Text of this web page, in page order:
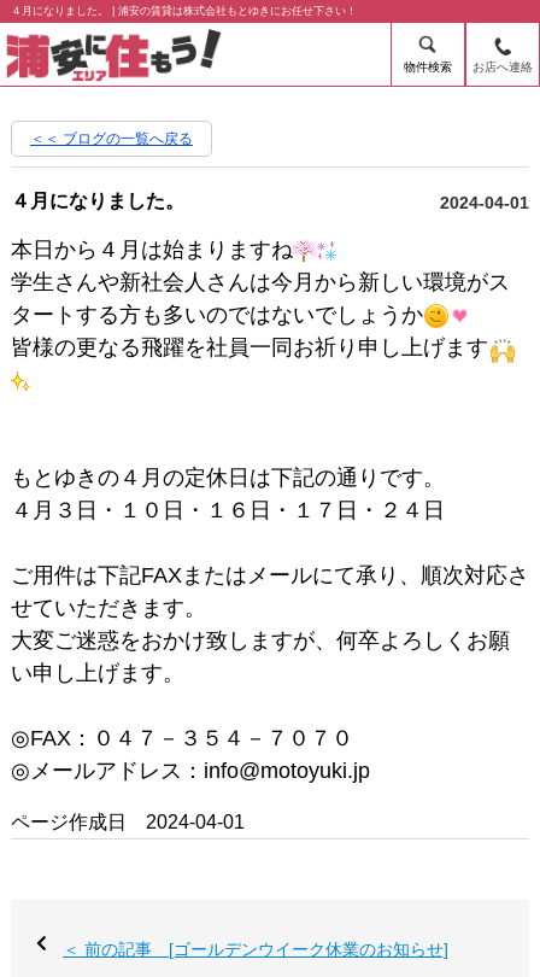
４月になりました。 | 浦安の賃貸は株式会社もとゆきにお任せ下さい！
物件検索 お店へ連絡
＜＜ ブログの一覧へ戻る
４月になりました。 2024-04-01
本日から４月は始まりますね
学生さんや新社会人さんは今月から新しい環境がス
タートする方も多いのではないでしょうか
皆様の更なる飛躍を社員一同お祈り申し上げます
もとゆきの４月の定休日は下記の通りです。
４月３日・１０日・１６日・１７日・２４日
ご用件は下記FAXまたはメールにて承り、順次対応さ
せていただきます。
大変ご迷惑をおかけ致しますが、何卒よろしくお願
い申し上げます。
◎FAX：０４７－３５４－７０７０
◎メールアドレス：info@motoyuki.jp
ページ作成日 2024-04-01
＜ 前の記事 [ゴールデンウイーク休業のお知らせ]